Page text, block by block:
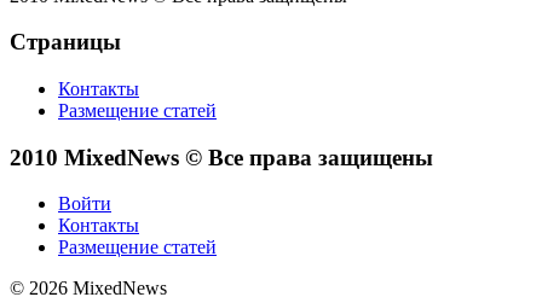
Страницы
Контакты
Размещение статей
2010 MixedNews © Все права защищены
Войти
Контакты
Размещение статей
© 2026 MixedNews